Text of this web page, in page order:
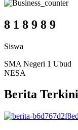
8 1 8 9 8 9
Siswa
SMA Negeri 1 Ubud
NESA
Berita Terkini